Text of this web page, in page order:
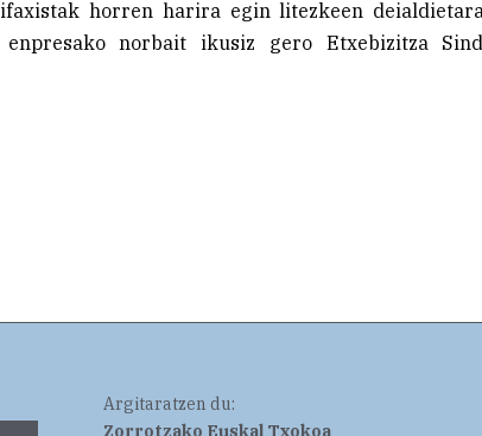
horren harira egin litezkeen
enpresako norbait ikusiz gero Etxebizitza
Argitaratzen du:
Zorrotzako Euskal Txokoa